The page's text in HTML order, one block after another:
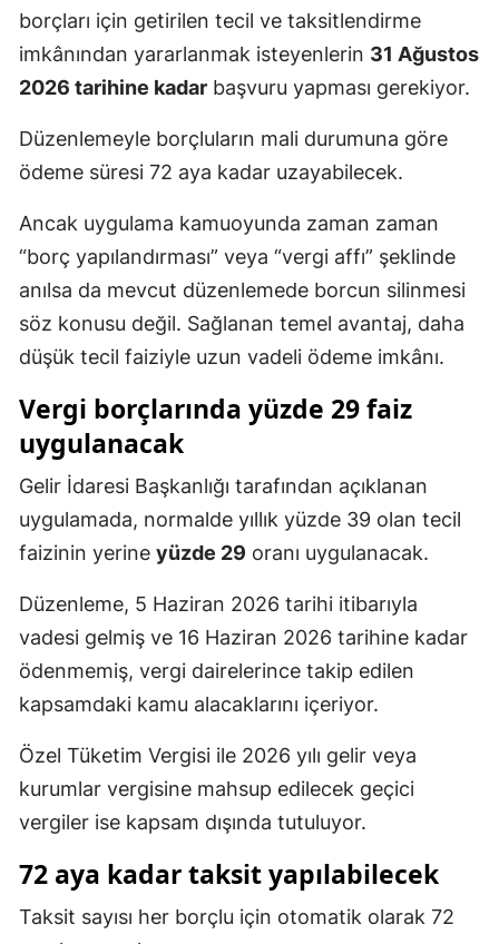
borçları için getirilen tecil ve taksitlendirme
imkânından yararlanmak isteyenlerin 31 Ağustos
2026 tarihine kadar başvuru yapması gerekiyor.
Düzenlemeyle borçluların mali durumuna göre
ödeme süresi 72 aya kadar uzayabilecek.
Ancak uygulama kamuoyunda zaman zaman
“borç yapılandırması” veya “vergi affı” şeklinde
anılsa da mevcut düzenlemede borcun silinmesi
söz konusu değil. Sağlanan temel avantaj, daha
düşük tecil faiziyle uzun vadeli ödeme imkânı.
Vergi borçlarında yüzde 29 faiz
uygulanacak
Gelir İdaresi Başkanlığı tarafından açıklanan
uygulamada, normalde yıllık yüzde 39 olan tecil
faizinin yerine yüzde 29 oranı uygulanacak.
Düzenleme, 5 Haziran 2026 tarihi itibarıyla
vadesi gelmiş ve 16 Haziran 2026 tarihine kadar
ödenmemiş, vergi dairelerince takip edilen
kapsamdaki kamu alacaklarını içeriyor.
Özel Tüketim Vergisi ile 2026 yılı gelir veya
kurumlar vergisine mahsup edilecek geçici
vergiler ise kapsam dışında tutuluyor.
72 aya kadar taksit yapılabilecek
Taksit sayısı her borçlu için otomatik olarak 72